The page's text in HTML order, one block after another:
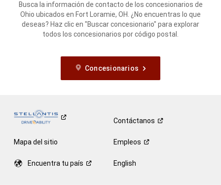
Busca la información de contacto de los concesionarios de
Ohio ubicados en Fort Loramie, OH. ¿No encuentras lo que
deseas? Haz clic en "Buscar concesionario" para explorar
todos los concesionarios por código postal.
Concesionarios
Contáctanos
Mapa del sitio Empleos
Encuentra tu país English